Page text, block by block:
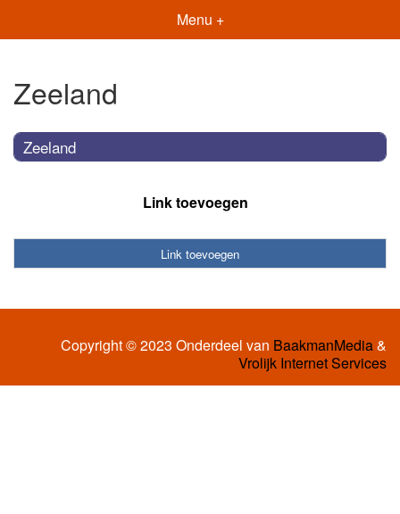
Menu +
Zeeland
Zeeland
Link toevoegen
Link toevoegen
Copyright © 2023 Onderdeel van BaakmanMedia&
Vrolijk Internet Services